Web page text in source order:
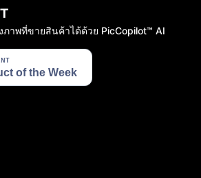
ภาพที่ขายสินค้าได้ด้วย PicCopilot™️ AI